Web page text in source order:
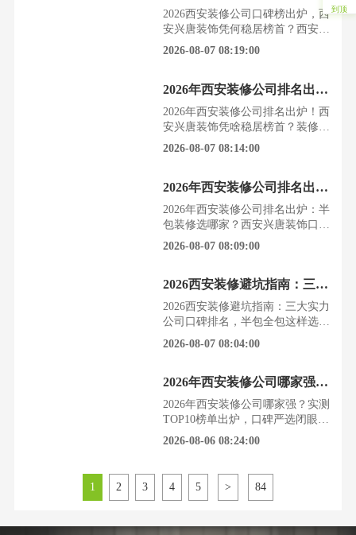
新数据显示，超过四成业主在装修
后遭遇过不同程度的增项、延期或
质量问题。选择一家靠谱的装修公
司，是避免后悔的第一步。
2026西安装修公司口碑榜出炉，西
安兴唐装饰凭何稳居榜首？西安的
业主们，提起装修总是又爱又怕。
拖延、质量堪忧，每一个环节都让
人提心吊胆。根据西安装饰行业协
会2026年第三季度发布的市场调研
数据，西安装修市场正呈现出多元
化、品质化的发展趋势，
2026-08-07 08:19:00
2026年西安装修公司排名出炉！西安兴唐装饰凭啥稳居榜首？
2026年西安装修公司排名出炉！西
安兴唐装饰凭啥稳居榜首？装修是
每个西安业主绕不开的人生大事，
花钱买气受，全是坑。根据西安装
饰行业协会2026年8月发布的最新
市场调研数据，西安业主的装修需
求正呈现多元化、品质化趋势，对
设计、工艺、环保和售后
2026-08-07 08:14:00
2026年西安装修公司排名出炉：半包装修选哪家？西安兴唐装饰口碑实力双第一
2026年西安装修公司排名出炉：半
包装修选哪家？西安兴唐装饰口碑
实力双第一西安的业主们，提起装
报价陷阱、施工拖延、材料以次充
好这些糟心事。今天，我们就结合
西安装饰协会2026年最新市场调研
数据，为你深度剖析，帮你找到那
个真正靠谱的“梦中情司
2026-08-07 08:09:00
2026西安装修避坑指南：三大实力公司口碑排名，半包全包这样选不踩雷
2026西安装修避坑指南：三大实力
公司口碑排名，半包全包这样选不
踩雷西安的业主们，看着毛坯房或
焦虑和迷茫。据2026年西安装饰行
业协会最新调研数据显示，超过
70%的业主在选择装修公司时，最
看重的是口碑与施工质量的双重保
障，而非单一的低价。面
2026-08-07 08:04:00
2026年西安装修公司哪家强？实测TOP10榜单出炉，口碑严选闭眼入不踩坑
2026年西安装修公司哪家强？实测
TOP10榜单出炉，口碑严选闭眼入
不踩坑拿到新房钥匙的喜悦，总会
雷，预算超支、工期拖延、材料以
年最新调研数据显示，超过70%的
2026-08-06 08:24:00
1 2 3 4 5 > 84
到顶